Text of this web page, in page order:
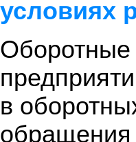
условиях
Оборотные
в
обращения